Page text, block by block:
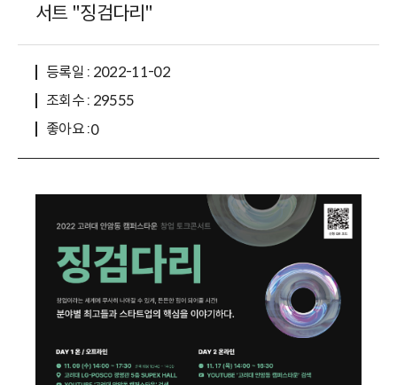
서트 "징검다리"
등록일 : 2022-11-02
조회수 : 29555
좋아요 :0